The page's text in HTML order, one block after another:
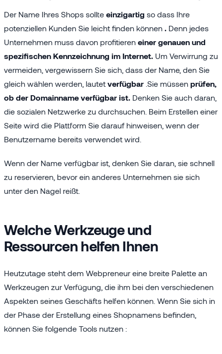
Der Name Ihres Shops sollte einzigartig so dass Ihre
potenziellen Kunden Sie leicht finden können . Denn jedes
Unternehmen muss davon profitieren einer genauen und
spezifischen Kennzeichnung im Internet. Um Verwirrung zu
vermeiden, vergewissern Sie sich, dass der Name, den Sie
gleich wählen werden, lautet verfügbar .Sie müssen prüfen,
ob der Domainname verfügbar ist. Denken Sie auch daran,
die sozialen Netzwerke zu durchsuchen. Beim Erstellen einer
Seite wird die Plattform Sie darauf hinweisen, wenn der
Benutzername bereits verwendet wird.
Wenn der Name verfügbar ist, denken Sie daran, sie schnell
zu reservieren, bevor ein anderes Unternehmen sie sich
unter den Nagel reißt.
Welche Werkzeuge und
Ressourcen helfen Ihnen
Heutzutage steht dem Webpreneur eine breite Palette an
Werkzeugen zur Verfügung, die ihm bei den verschiedenen
Aspekten seines Geschäfts helfen können. Wenn Sie sich in
der Phase der Erstellung eines Shopnamens befinden,
können Sie folgende Tools nutzen :